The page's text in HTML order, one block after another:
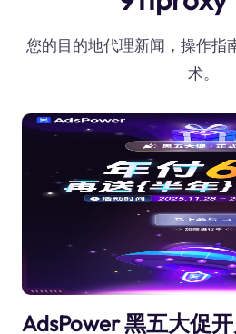
您的目的地代理新闻，操作指
术。
AdsPower 黑五大促